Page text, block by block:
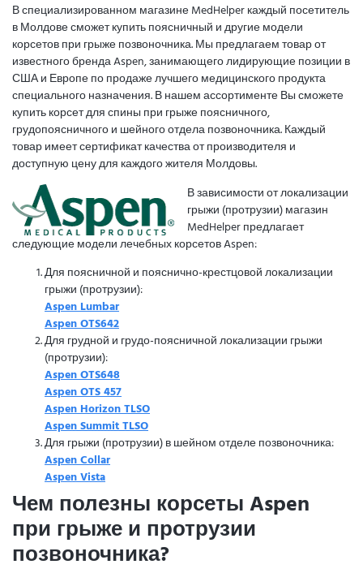
В специализированном магазине MedHelper каждый посетитель
в Молдове сможет купить поясничный и другие модели
корсетов при грыже позвоночника. Мы предлагаем товар от
известного бренда Aspen, занимающего лидирующие позиции в
США и Европе по продаже лучшего медицинского продукта
специального назначения. В нашем ассортименте Вы сможете
купить корсет для спины при грыже поясничного,
грудопоясничного и шейного отдела позвоночника. Каждый
товар имеет сертификат качества от производителя и
доступную цену для каждого жителя Молдовы.
В зависимости от локализации
грыжи (протрузии) магазин
MedHelper предлагает
следующие модели лечебных корсетов Aspen:
Для поясничной и пояснично-крестцовой локализации
грыжи (протрузии):
Aspen Lumbar
Aspen OTS642
Для грудной и грудо-поясничной локализации грыжи
(протрузии):
Aspen OTS648
Aspen OTS 457
Aspen Horizon TLSO
Aspen Summit TLSO
Для грыжи (протрузии) в шейном отделе позвоночника:
Aspen Collar
Aspen Vista
Чем полезны корсеты Aspen
при грыже и протрузии
позвоночника?